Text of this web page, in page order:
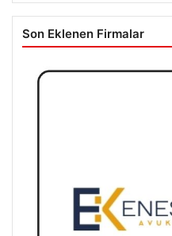
Son Eklenen Firmalar